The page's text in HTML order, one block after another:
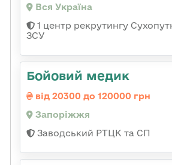
Вся Україна
1 центр рекрутингу
ЗСУ
Бойовий медик
від 20300 до 120000 грн
Запоріжжя
Заводський РТЦК та СП